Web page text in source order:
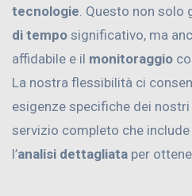
tecnologie . Questo non solo
di tempo significativo, ma
affidabile e il monitoraggio
La nostra flessibilità ci
esigenze specifiche dei
servizio completo che include
l’analisi dettagliata per